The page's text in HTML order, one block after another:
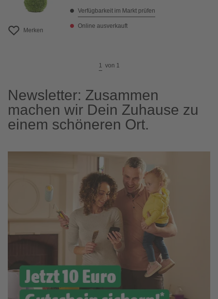
Merken
Verfügbarkeit im Markt prüfen
Online ausverkauft
1 von 1
Newsletter: Zusammen
machen wir Dein Zuhause zu
einem schöneren Ort.